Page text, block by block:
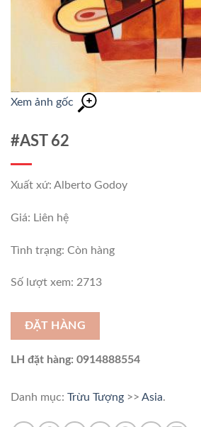
Xem ảnh gốc
#AST 62
Xuất xứ: Alberto Godoy
Giá: Liên hệ
Tình trạng: Còn hàng
Số lượt xem: 2713
ĐẶT HÀNG
LH đặt hàng: 0914888554
Danh mục: Trừu Tượng >> Asia.